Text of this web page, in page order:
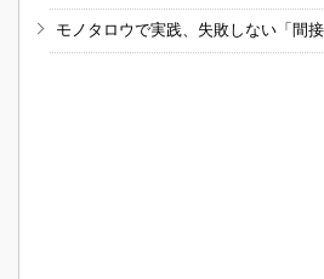
モノタロウで実践、失敗しない「間